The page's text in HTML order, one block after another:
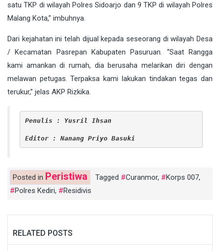
satu TKP di wilayah Polres Sidoarjo dan 9 TKP di wilayah Polres
Malang Kota,” imbuhnya.
Dari kejahatan ini telah dijual kepada seseorang di wilayah Desa
/ Kecamatan Pasrepan Kabupaten Pasuruan. “Saat Rangga
kami amankan di rumah, dia berusaha melarikan diri dengan
melawan petugas. Terpaksa kami lakukan tindakan tegas dan
terukur,” jelas AKP Rizkika.
Penulis : Yusril Ihsan
Editor : Nanang Priyo Basuki
Posted in Peristiwa Tagged Curanmor, Korps 007,
Polres Kediri, Residivis
RELATED POSTS